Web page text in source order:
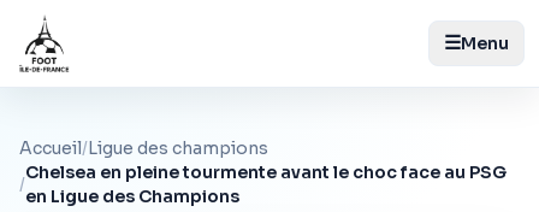
☰Menu
Accueil/Ligue des champions
/
Chelsea en pleine tourmente avant le choc face au PSG
en Ligue des Champions